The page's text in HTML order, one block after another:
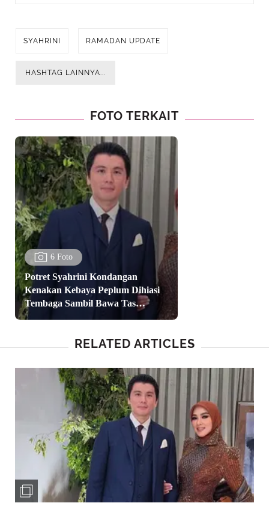
SYAHRINI RAMADAN UPDATE
HASHTAG LAINNYA...
FOTO TERKAIT
6 Foto
Potret Syahrini Kondangan
Kenakan Kebaya Peplum Dihiasi
Tembaga Sambil Bawa Tas
Hermes
RELATED ARTICLES